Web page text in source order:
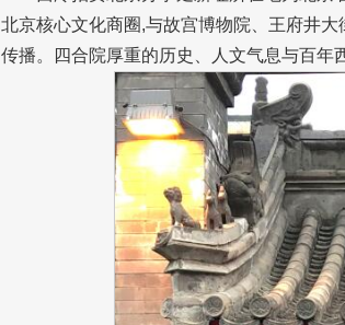
北京核心文化商圈,与故宫博物院、王府井
传播。四合院厚重的历史、人文气息与百年